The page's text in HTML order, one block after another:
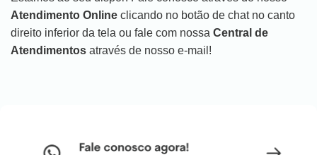
Atendimento Online clicando no botão de chat no canto
direito inferior da tela ou fale com nossa Central de
Atendimentos através de nosso e-mail!